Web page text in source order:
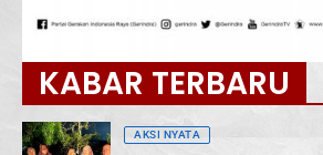
KABAR TERBARU
AKSI NYATA